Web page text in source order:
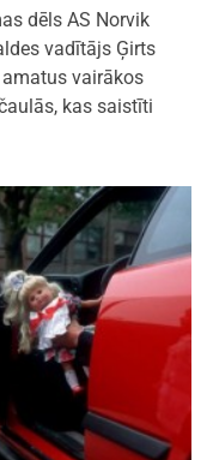
dēls AS Norvik
vadītājs Ģirts
vairākos
kas saistīti